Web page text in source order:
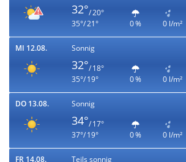
32°/ 20°
35°/ 21°
0 % 0 l/m²
MI 12.08. Sonnig
32°/ 18°
35°/ 19°
0 % 0 l/m²
DO 13.08. Sonnig
34°/ 17°
37°/ 19°
0 % 0 l/m²
FR 14.08. Teils sonnig